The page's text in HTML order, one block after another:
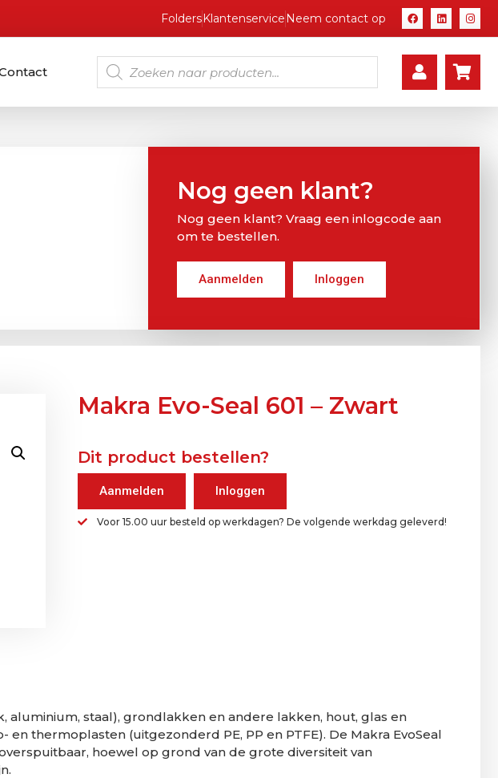
FoldersKlantenservice Neem contact op
Nog geen klant?
Nog geen klant? Vraag een inlogcode aan
om te bestellen.
Aanmelden Inloggen
Makra Evo-Seal 601 – Zwart
Dit product bestellen?
Aanmelden Inloggen
Voor 15.00 uur besteld op werkdagen? De volgende werkdag geleverd!
aluminium, staal), grondlakken en andere lakken, hout, glas en
thermoplasten (uitgezonderd PE, PP en PTFE). De Makra EvoSeal
hoewel op grond van de grote diversiteit van